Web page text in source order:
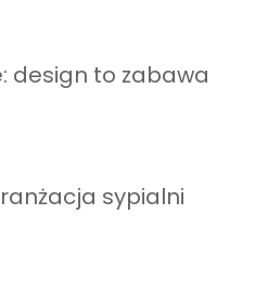
design to zabawa
sypialni